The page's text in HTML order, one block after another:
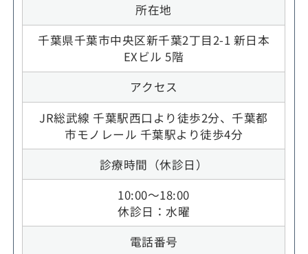
所在地
千葉県千葉市中央区新千葉2丁目2-1 新日本
EXビル 5階
アクセス
JR総武線 千葉駅西口より徒歩2分、千葉都
市モノレール 千葉駅より徒歩4分
診療時間（休診日）
10:00～18:00
休診日：水曜
電話番号